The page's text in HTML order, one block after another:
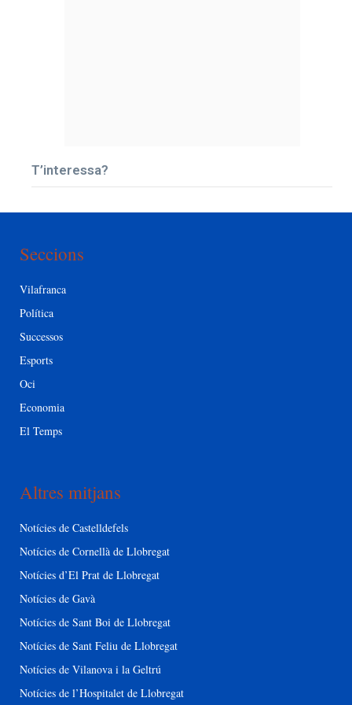
T’interessa?
Seccions
Vilafranca
Política
Successos
Esports
Oci
Economia
El Temps
Altres mitjans
Notícies de Castelldefels
Notícies de Cornellà de Llobregat
Notícies d’El Prat de Llobregat
Notícies de Gavà
Notícies de Sant Boi de Llobregat
Notícies de Sant Feliu de Llobregat
Notícies de Vilanova i la Geltrú
Notícies de l’Hospitalet de Llobregat